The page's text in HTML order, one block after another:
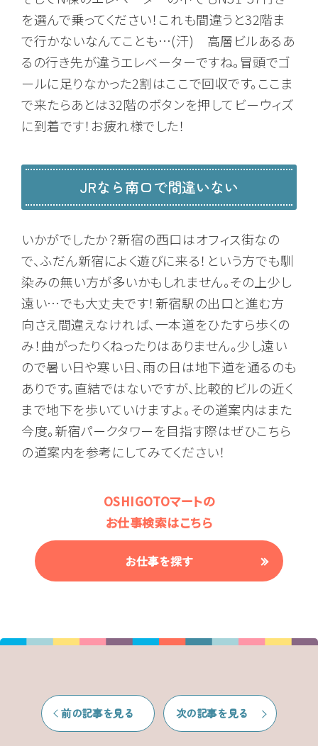
を選んで乗ってください！これも間違うと32階ま
で行かないなんてことも…(汗) 高層ビルあるあ
るの行き先が違うエレベーターですね。冒頭でゴ
ールに足りなかった2割はここで回収です。ここま
で来たらあとは32階のボタンを押してビーウィズ
に到着です！お疲れ様でした！
JRなら南口で間違いない
いかがでしたか？新宿の西口はオフィス街なの
で、ふだん新宿によく遊びに来る！という方でも馴
染みの無い方が多いかもしれません。その上少し
遠い…でも大丈夫です！新宿駅の出口と進む方
向さえ間違えなければ、一本道をひたすら歩くの
み！曲がったりくねったりはありません。少し遠い
ので暑い日や寒い日、雨の日は地下道を通るのも
ありです。直結ではないですが、比較的ビルの近く
まで地下を歩いていけますよ。その道案内はまた
今度。新宿パークタワーを目指す際はぜひこちら
の道案内を参考にしてみてください！
OSHIGOTOマートの
お仕事検索はこちら
お仕事を探す
前の記事を見る 次の記事を見る